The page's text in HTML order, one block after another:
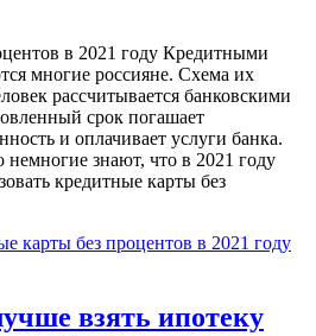
в 2021 году Кредитными
многие россияне. Схема их
рассчитывается банковскими
срок погашает
и оплачивает услуги банка.
знают, что в 2021 году
кредитные карты без
карты без процентов в 2021 году
взять ипотеку